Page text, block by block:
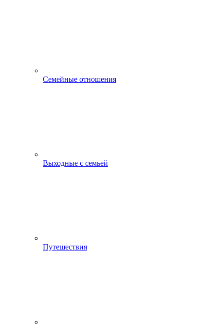
Семейные отношения
Выходные с семьей
Путешествия